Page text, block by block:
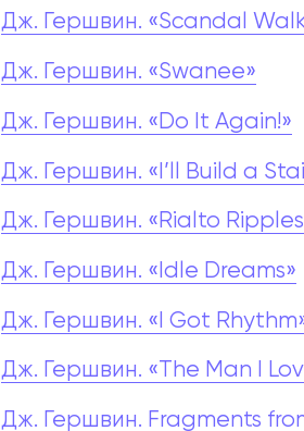
Дж. Гершвин. «Scandal
Дж. Гершвин. «Swanee»
Дж. Гершвин. «Do It Again!»
Дж. Гершвин. «I’ll Build a
Дж. Гершвин. «Rialto
Дж. Гершвин. «Idle Dreams»
Дж. Гершвин. «I Got
Дж. Гершвин. «The Man I
Дж. Гершвин. Fragments